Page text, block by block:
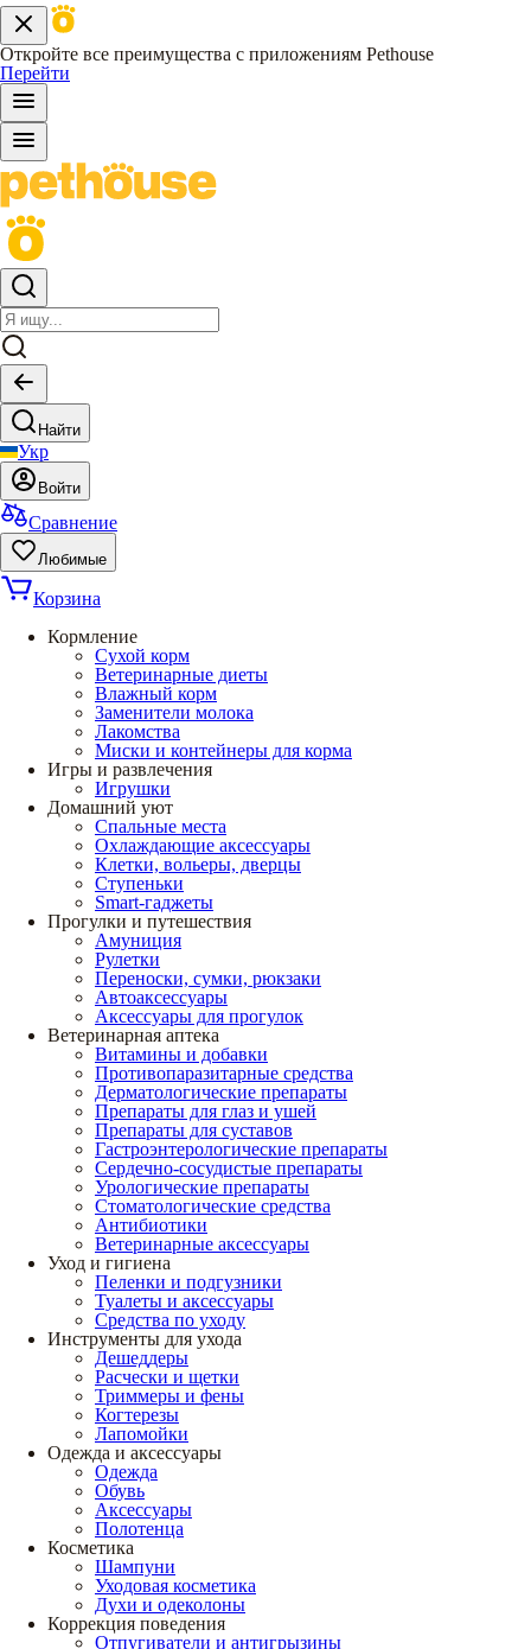
Откройте все преимущества с приложениям Pethouse
Перейти
Найти
Укр
Войти
Сравнение
Любимые
Корзина
Кормление
Сухой корм
Ветеринарные диеты
Влажный корм
Заменители молока
Лакомства
Миски и контейнеры для корма
Игры и развлечения
Игрушки
Домашний уют
Спальные места
Охлаждающие аксессуары
Клетки, вольеры, дверцы
Ступеньки
Smart-гаджеты
Прогулки и путешествия
Амуниция
Рулетки
Переноски, сумки, рюкзаки
Автоаксессуары
Аксессуары для прогулок
Ветеринарная аптека
Витамины и добавки
Противопаразитарные средства
Дерматологические препараты
Препараты для глаз и ушей
Препараты для суставов
Гастроэнтерологические препараты
Сердечно-сосудистые препараты
Урологические препараты
Стоматологические средства
Антибиотики
Ветеринарные аксессуары
Уход и гигиена
Пеленки и подгузники
Туалеты и аксессуары
Средства по уходу
Инструменты для ухода
Дешеддеры
Расчески и щетки
Триммеры и фены
Когтерезы
Лапомойки
Одежда и аксессуары
Одежда
Обувь
Аксессуары
Полотенца
Косметика
Шампуни
Уходовая косметика
Духи и одеколоны
Коррекция поведения
Отпугиватели и антигрызины